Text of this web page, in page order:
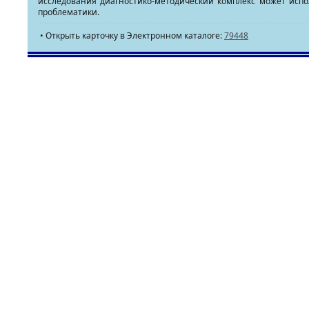
проблематики.
• Открыть карточку в Электронном каталоге:79448